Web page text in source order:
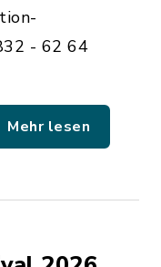
- 62 64
Mehr lesen